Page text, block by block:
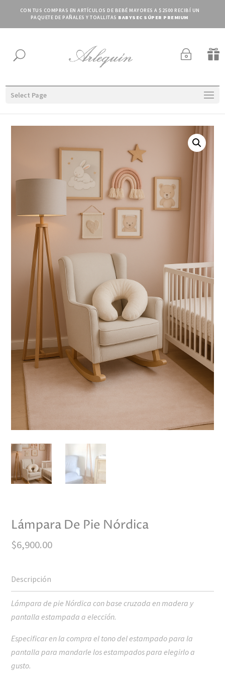
CON TUS COMPRAS EN ARTÍCULOS DE BEBÉ MAYORES A $2500 RECIBÍ UN
PAQUETE DE PAÑALES Y TOALLITAS BABYSEC SÚPER PREMIUM
U ~ 
Select Page
Lámpara De Pie Nórdica
$6,900.00
Lámpara de pie Nórdica con base cruzada en madera y
pantalla estampada a elección.
Especificar en la compra el tono del estampado para la
pantalla para mandarle los estampados para elegirlo a
gusto.